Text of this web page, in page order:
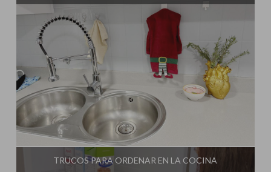
Influencer:Mami Crafter
TRUCOS PARA ORDENAR EN LA COCINA